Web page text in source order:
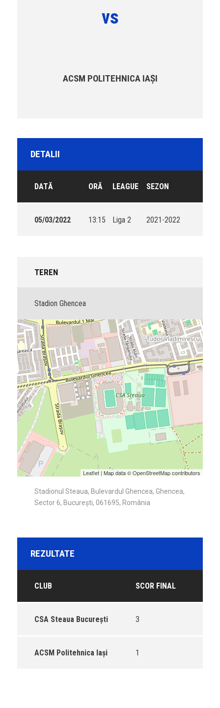
vs
ACSM POLITEHNICA IAȘI
DETALII
DATĂ ORĂ LEAGUE SEZON
05/03/2022 13:15 Liga 2 2021-2022
TEREN
Stadion Ghencea
Leaflet | Map data ©OpenStreetMapcontributors
Stadionul Steaua, Bulevardul Ghencea, Ghencea,
Sector 6, București, 061695, România
REZULTATE
CLUB SCOR FINAL
CSA Steaua Bucureşti 3
ACSM Politehnica Iași 1